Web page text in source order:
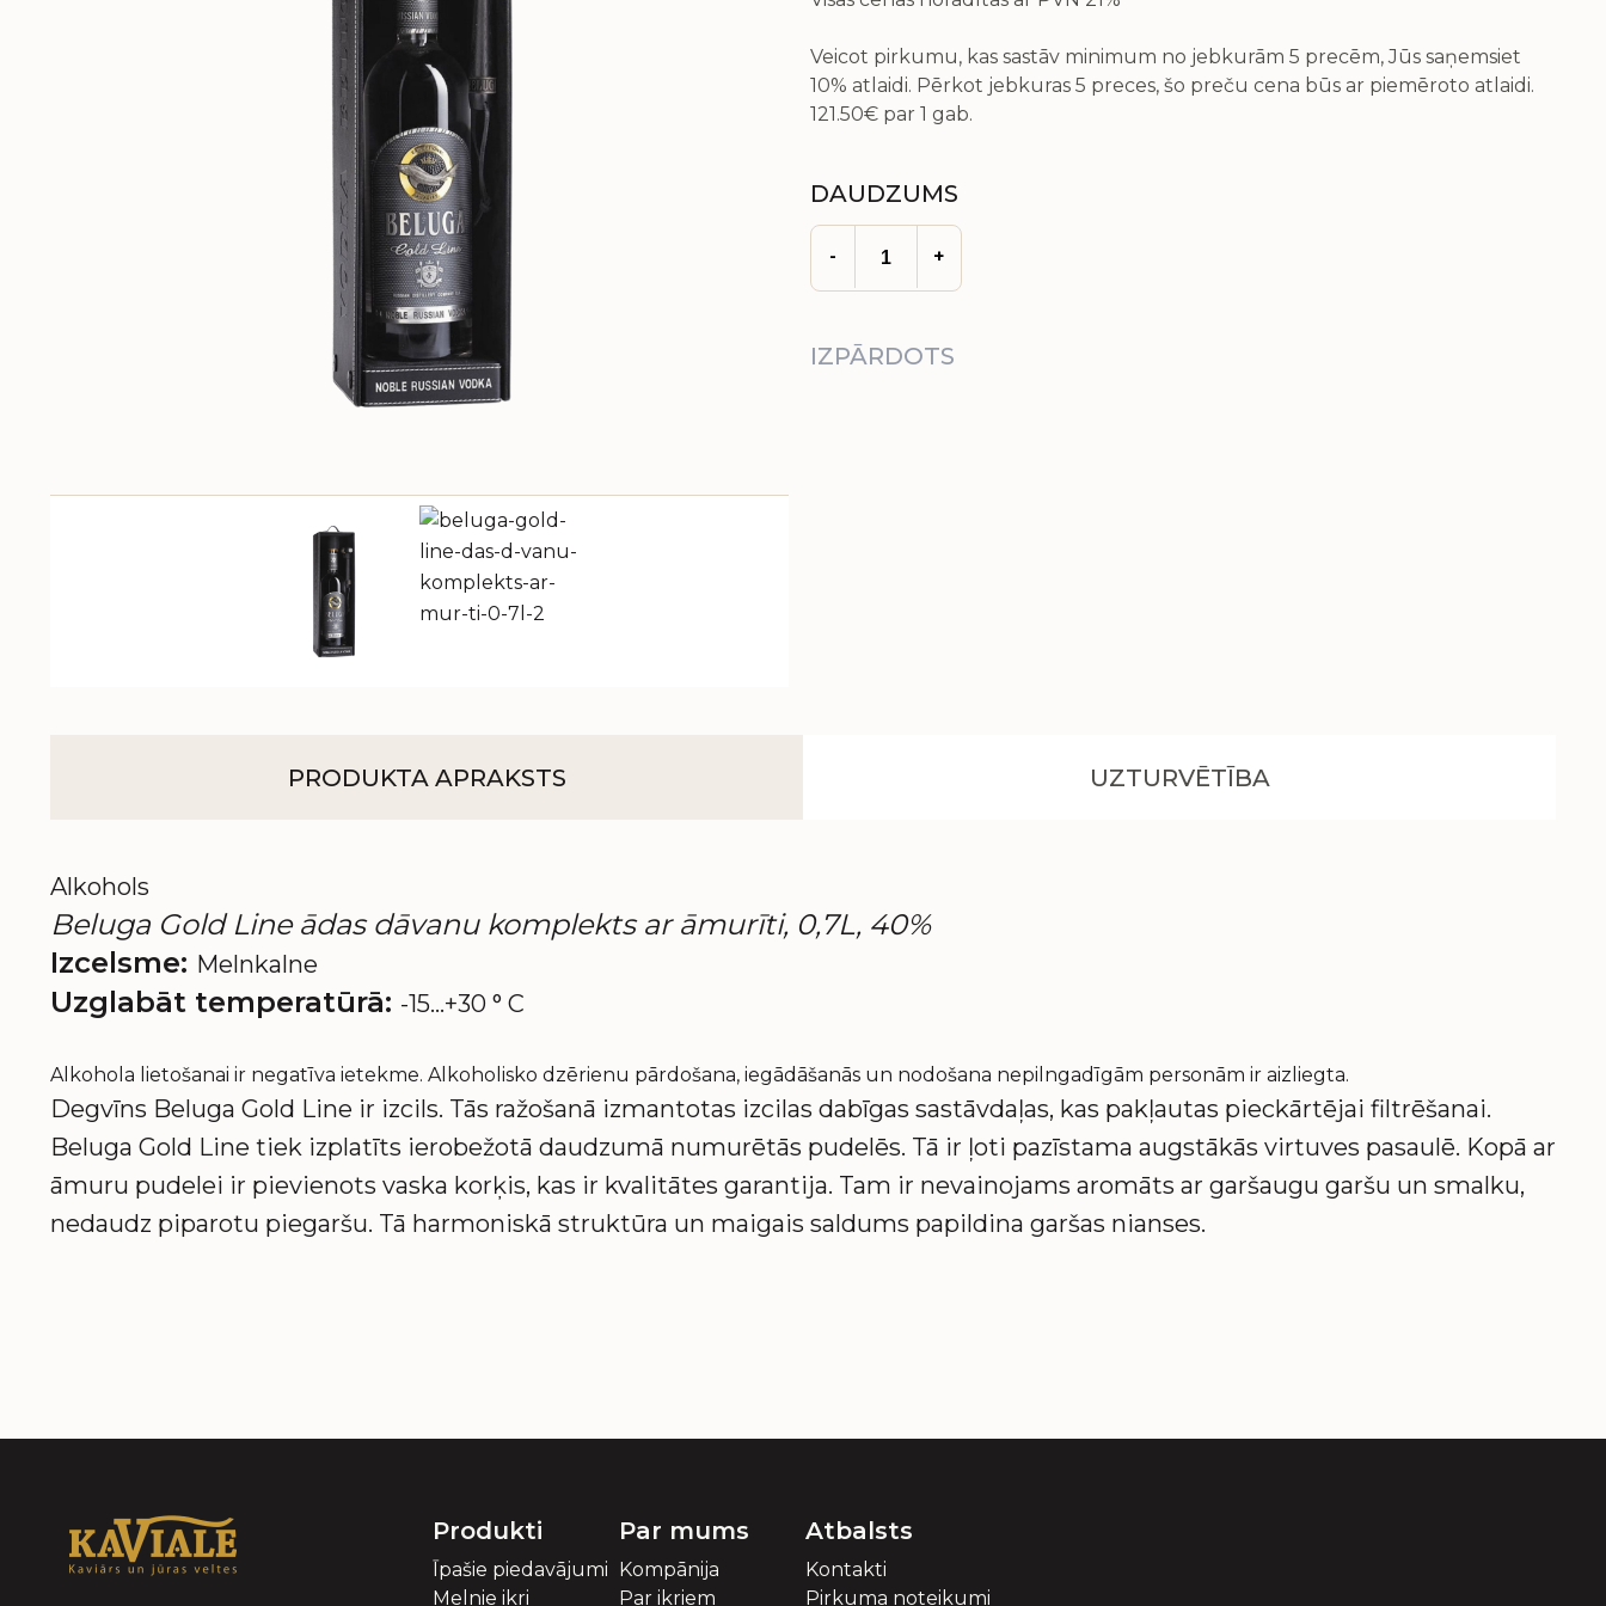
Veicot pirkumu, kas sastāv minimum no jebkurām 5 precēm, Jūs saņemsiet
10% atlaidi. Pērkot jebkuras 5 preces, šo preču cena būs ar piemēroto atlaidi.
121.50€ par 1 gab.
DAUDZUMS
- +
IZPĀRDOTS
PRODUKTA APRAKSTS UZTURVĒTĪBA
Alkohols
Beluga Gold Line ādas dāvanu komplekts ar āmurīti, 0,7L, 40%
Izcelsme: Melnkalne
Uzglabāt temperatūrā: -15...+30 ° C
Alkohola lietošanai ir negatīva ietekme. Alkoholisko dzērienu pārdošana, iegādāšanās un nodošana nepilngadīgām personām ir aizliegta.
Degvīns Beluga Gold Line ir izcils. Tās ražošanā izmantotas izcilas dabīgas sastāvdaļas, kas pakļautas pieckārtējai filtrēšanai.
Beluga Gold Line tiek izplatīts ierobežotā daudzumā numurētās pudelēs. Tā ir ļoti pazīstama augstākās virtuves pasaulē. Kopā ar
āmuru pudelei ir pievienots vaska korķis, kas ir kvalitātes garantija. Tam ir nevainojams aromāts ar garšaugu garšu un smalku,
nedaudz piparotu piegaršu. Tā harmoniskā struktūra un maigais saldums papildina garšas nianses.
Produkti
Īpašie piedavājumi
Melnie ikri
Par mums
Kompānija
Par ikriem
Atbalsts
Kontakti
Pirkuma noteikumi